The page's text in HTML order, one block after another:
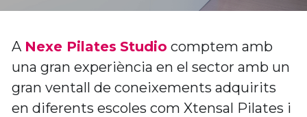
A Nexe Pilates Studio comptem amb
una gran experiència en el sector amb un
gran ventall de coneixements adquirits
en diferents escoles com Xtensal Pilates i